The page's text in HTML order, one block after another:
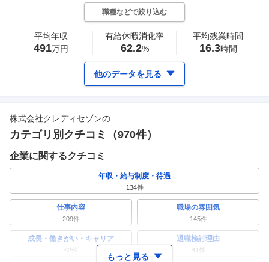
職種などで絞り込む
平均年収
491万円
有給休暇消化率
62.2%
平均残業時間
16.3時間
他のデータを見る
株式会社クレディセゾンの
カテゴリ別クチコミ（970件）
企業に関するクチコミ
年収・給与制度・待遇
134件
仕事内容
209件
職場の雰囲気
145件
成長・働きがい・キャリア
62件
退職検討理由
41 件
もっと見る